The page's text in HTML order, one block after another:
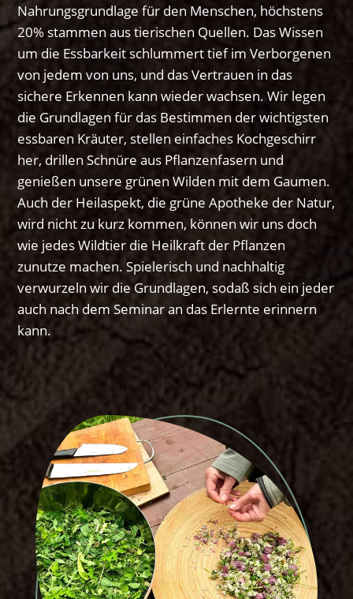
Nahrungsgrundlage für den Menschen, höchstens
20% stammen aus tierischen Quellen. Das Wissen
um die Essbarkeit schlummert tief im Verborgenen
von jedem von uns, und das Vertrauen in das
sichere Erkennen kann wieder wachsen. Wir legen
die Grundlagen für das Bestimmen der wichtigsten
essbaren Kräuter, stellen einfaches Kochgeschirr
her, drillen Schnüre aus Pflanzenfasern und
genießen unsere grünen Wilden mit dem Gaumen.
Auch der Heilaspekt, die grüne Apotheke der Natur,
wird nicht zu kurz kommen, können wir uns doch
wie jedes Wildtier die Heilkraft der Pflanzen
zunutze machen. Spielerisch und nachhaltig
verwurzeln wir die Grundlagen, sodaß sich ein jeder
auch nach dem Seminar an das Erlernte erinnern
kann.